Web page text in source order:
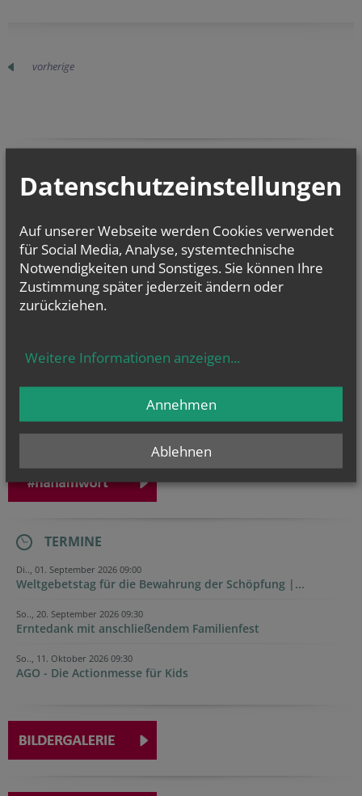
vorherige
GOTTESDIENSTE
TERMINE
Di.., 01. September 2026 09:00
Weltgebetstag für die Bewahrung der Schöpfung |...
So.., 20. September 2026 09:30
Erntedank mit anschließendem Familienfest
So.., 11. Oktober 2026 09:30
AGO - Die Actionmesse für Kids
Datenschutzeinstellungen
Auf unserer Webseite werden Cookies verwendet
für Social Media, Analyse, systemtechnische
Notwendigkeiten und Sonstiges. Sie können Ihre
Zustimmung später jederzeit ändern oder
zurückziehen.
Weitere Informationen anzeigen...
Ablehnen
Annehmen